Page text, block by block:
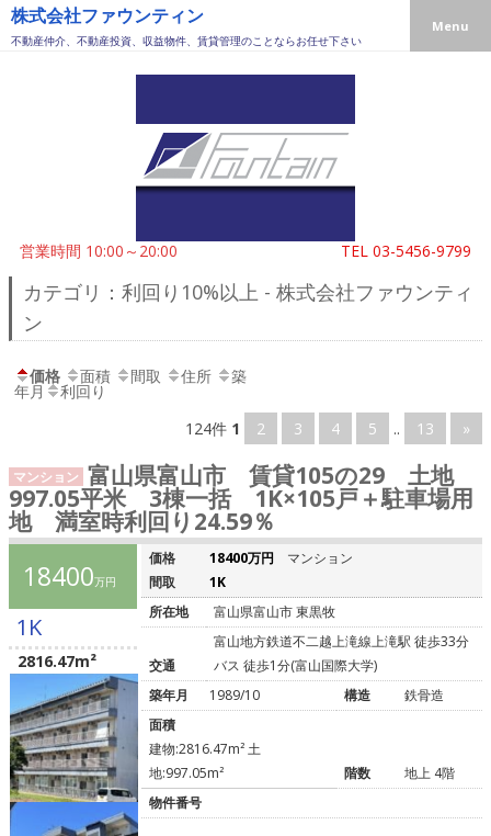
株式会社ファウンティン
不動産仲介、不動産投資、収益物件、賃貸管理のことならお任せ下さい
営業時間 10:00～20:00 TEL 03-5456-9799
Menu
カテゴリ：利回り10%以上 - 株式会社ファウンティ
ン
価格 面積 間取 住所 築
年月
利回り
124件 1 2 3 4 5 .. 13 »
マンション 富山県富山市 賃貸105の29 土地
997.05平米 3棟一括 1K×105戸＋駐車場用
地 満室時利回り24.59％
18400万円
1K
2816.47m²
価格 18400万円
マンション
間取
1K
所在地
富山県富山市 東黒牧
交通
富山地方鉄道不二越上滝線上滝駅 徒歩33分
バス 徒歩1分(富山国際大学)
築年月
1989/10 構造
鉄骨造
面積
建物:2816.47m² 土
地:997.05m²
階数
地上 4階
物件番号